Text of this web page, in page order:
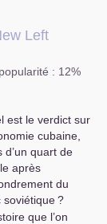
Left
popularité : 12%
est le verdict sur
cubaine,
d’un quart de
après
du
soviétique?
que l’on